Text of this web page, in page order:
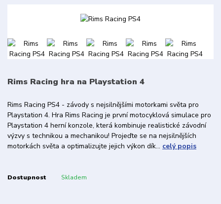
Rims Racing hra na Playstation 4
Rims Racing PS4 - závody s nejsilnějšími motorkami světa pro
Playstation 4. Hra Rims Racing je první motocyklová simulace pro
Playstation 4 herní konzole, která kombinuje realistické závodní
výzvy s technikou a mechanikou! Projeďte se na nejsilnějších
motorkách světa a optimalizujte jejich výkon dík... celý popis
Dostupnost Skladem